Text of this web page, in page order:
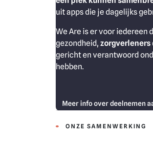
uit apps die je dagelijks
We Are is er voor iedereen
gezondheid, zorgverleners
gericht en verantwoord
hebben.
Meer info over deelnemen
ONZE SAMENWERKING